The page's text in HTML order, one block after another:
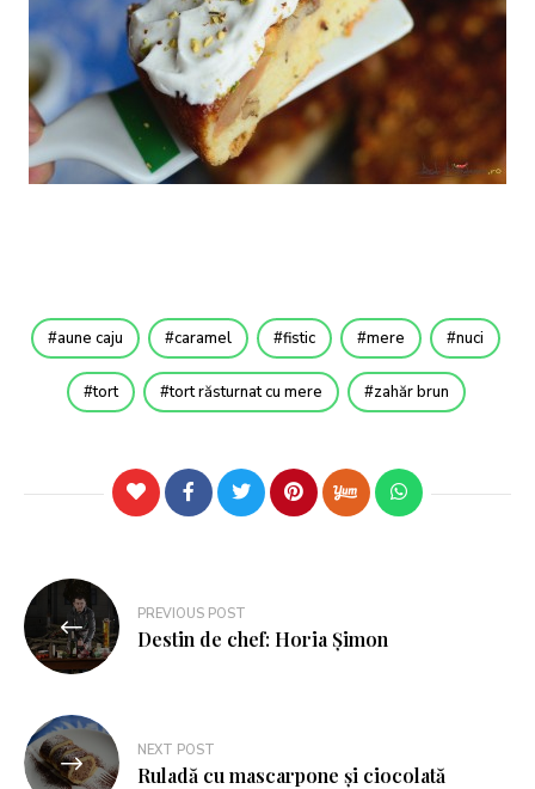
aune caju caramel fistic mere nuci
tort tort răsturnat cu mere zahăr brun
PREVIOUS POST
Destin de chef: Horia Șimon
NEXT POST
Ruladă cu mascarpone și ciocolată